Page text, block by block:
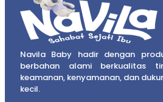
Navila Baby hadir dengan
berbahan alami berkualitas
keamanan, kenyamanan, dan
kecil.